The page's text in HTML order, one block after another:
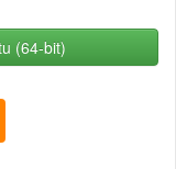
(64-bit)